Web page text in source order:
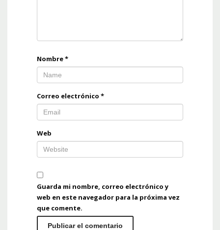
Nombre*
Correo electrónico *
Web
Guarda mi nombre, correo electrónico y
web en este navegador para la próxima vez
que comente.